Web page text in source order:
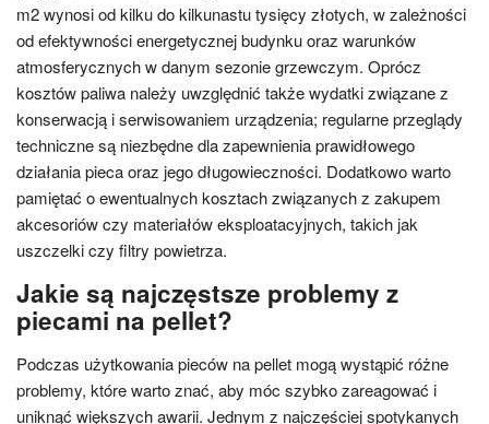
m2 wynosi od kilku do kilkunastu tysięcy złotych, w zależności
od efektywności energetycznej budynku oraz warunków
atmosferycznych w danym sezonie grzewczym. Oprócz
kosztów paliwa należy uwzględnić także wydatki związane z
konserwacją i serwisowaniem urządzenia; regularne przeglądy
techniczne są niezbędne dla zapewnienia prawidłowego
działania pieca oraz jego długowieczności. Dodatkowo warto
pamiętać o ewentualnych kosztach związanych z zakupem
akcesoriów czy materiałów eksploatacyjnych, takich jak
uszczelki czy filtry powietrza.
Jakie są najczęstsze problemy z
piecami na pellet?
Podczas użytkowania pieców na pellet mogą wystąpić różne
problemy, które warto znać, aby móc szybko zareagować i
uniknąć większych awarii. Jednym z najczęściej spotykanych